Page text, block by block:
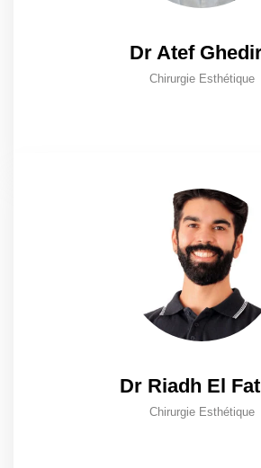
Dr Atef
Chirurgie Esthétique
Dr Riadh El
Chirurgie Esthétique